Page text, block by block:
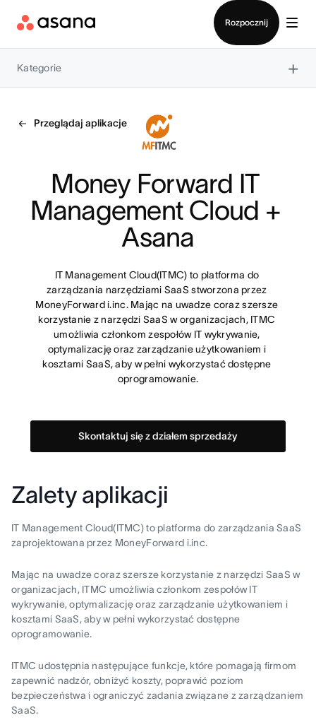
Rozpocznij
Kategorie ×
Przeglądaj aplikacje
Money Forward IT
Management Cloud +
Asana
IT Management Cloud(ITMC) to platforma do
zarządzania narzędziami SaaS stworzona przez
MoneyForward i.inc. Mając na uwadze coraz szersze
korzystanie z narzędzi SaaS w organizacjach, ITMC
umożliwia członkom zespołów IT wykrywanie,
optymalizację oraz zarządzanie użytkowaniem i
kosztami SaaS, aby w pełni wykorzystać dostępne
oprogramowanie.
Skontaktuj się z działem sprzedaży
Zalety aplikacji
IT Management Cloud(ITMC) to platforma do zarządzania SaaS
zaprojektowana przez MoneyForward i.inc.
Mając na uwadze coraz szersze korzystanie z narzędzi SaaS w
organizacjach, ITMC umożliwia członkom zespołów IT
wykrywanie, optymalizację oraz zarządzanie użytkowaniem i
kosztami SaaS, aby w pełni wykorzystać dostępne
oprogramowanie.
ITMC udostępnia następujące funkcje, które pomagają firmom
zapewnić nadzór, obniżyć koszty, poprawić poziom
bezpieczeństwa i ograniczyć zadania związane z zarządzaniem
SaaS.